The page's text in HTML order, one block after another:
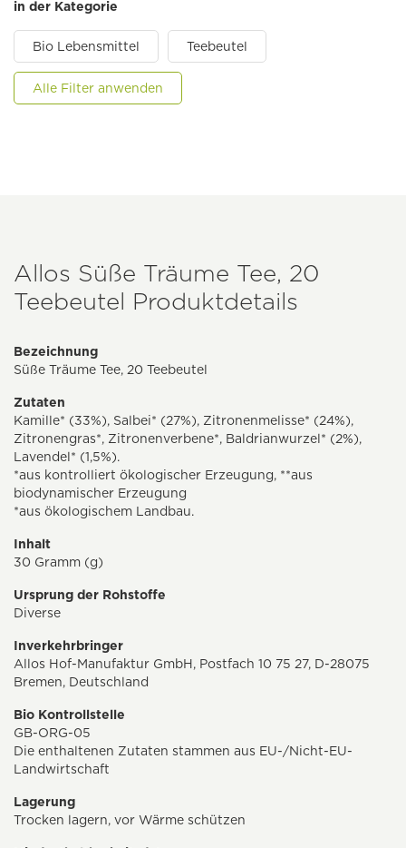
in der Kategorie
Bio Lebensmittel Teebeutel
Alle Filter anwenden
Allos Süße Träume Tee, 20
Teebeutel Produktdetails
Bezeichnung
Süße Träume Tee, 20 Teebeutel
Zutaten
Kamille* (33%), Salbei* (27%), Zitronenmelisse* (24%),
Zitronengras*, Zitronenverbene*, Baldrianwurzel* (2%),
Lavendel* (1,5%).
*aus kontrolliert ökologischer Erzeugung, **aus
biodynamischer Erzeugung
*aus ökologischem Landbau.
Inhalt
30 Gramm (g)
Ursprung der Rohstoffe
Diverse
Inverkehrbringer
Allos Hof-Manufaktur GmbH, Postfach 10 75 27, D-28075
Bremen, Deutschland
Bio Kontrollstelle
GB-ORG-05
Die enthaltenen Zutaten stammen aus EU-/Nicht-EU-
Landwirtschaft
Lagerung
Trocken lagern, vor Wärme schützen